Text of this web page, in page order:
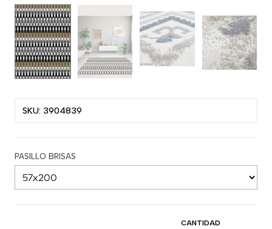
SKU: 3904839
PASILLO BRISAS
CANTIDAD